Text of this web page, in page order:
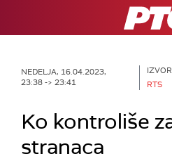
RTS
NEDELJA, 16.04.2023,
23:38 -> 23:41
RTS
Ko kontroliše
stranaca